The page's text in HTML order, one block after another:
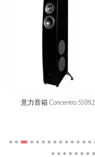
意力音箱 Concentro S509.2